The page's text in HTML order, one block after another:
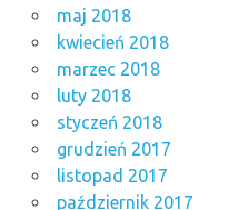
maj 2018
kwiecień 2018
marzec 2018
luty 2018
styczeń 2018
grudzień 2017
listopad 2017
październik 2017